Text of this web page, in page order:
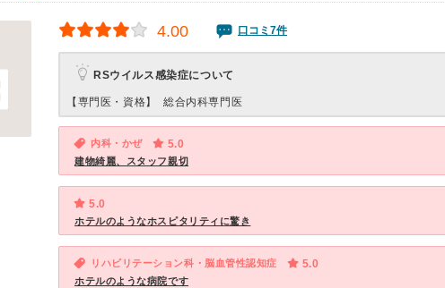
4.00 口コミ7件
RSウイルス感染症について
【専門医・資格】 総合内科専門医
内科・かぜ 5.0
建物綺麗、スタッフ親切
5.0
ホテルのようなホスピタリティに驚き
リハビリテーション科・脳血管性認知症 5.0
ホテルのような病院です